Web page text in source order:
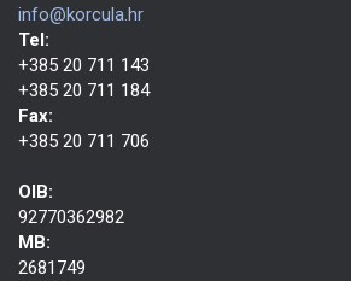
info@korcula.hr
Tel:
+385 20 711 143
+385 20 711 184
Fax:
+385 20 711 706
OIB:
92770362982
MB:
2681749